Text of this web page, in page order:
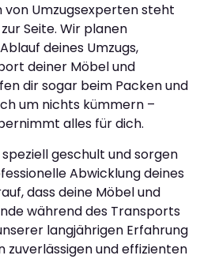
von Umzugsexperten steht
Seite. Wir planen
deines Umzugs,
deiner Möbel und
dir sogar beim Packen und
um nichts kümmern –
alles für dich.
geschult und sorgen
Abwicklung deines
dass deine Möbel und
während des Transports
langjährigen Erfahrung
zuverlässigen und effizienten